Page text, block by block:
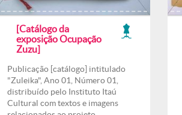
[Catálogo da
exposição Ocupação
Zuzu]
Publicação [catálogo] intitulado
"Zuleika", Ano 01, Número 01,
distribuído pelo Instituto Itaú
Cultural com textos e imagens